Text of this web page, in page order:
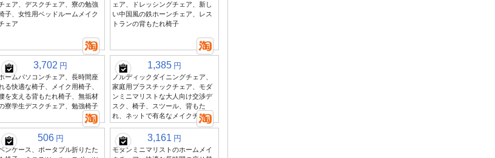
ェア、デスクチェア、寮の勉強
子、女性用ベッドルームメイク
ェア
ェア、ドレッシングチェア、新し
い中国風の鉄ホーンチェア、レス
トランの背もたれ椅子
3,702 円
ームパソコンチェア、長時間座
る快適な椅子、メイク用椅子、
を支える背もたれ椅子、無垢材
寮学生デスクチェア、勉強椅子
1,385 円
ノルディックダイニングチェア、
家庭用プラスチックチェア、モダ
ンミニマリストな大人向け交渉デ
スク、椅子、スツール、背もた
れ、ネットで有名なメイクチェア
506 円
ンケース、ポータブル折りたた
3,161 円
モダンミニマリストのホームメイ